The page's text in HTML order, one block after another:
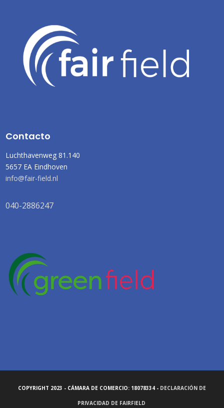
Contacto
Luchthavenweg 81.140
5657 EA Eindhoven
info@fair-field.nl
040-2886247
COPYRIGHT 2023 - CÁMARA DE COMERCIO: 18078334 - DECLARACIÓN DE
PRIVACIDAD DE FAIRFIELD